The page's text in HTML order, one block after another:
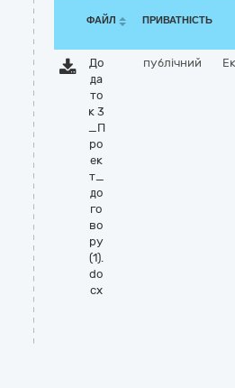
ФАЙЛ ПРИВАТНІСТЬ
До
да
то
к 3
_П
ро
ек
т_
до
го
во
ру
(1).
do
cx
публічний